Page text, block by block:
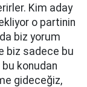
Kim aday
o partinin
biz yorum
biz sadece bu
bu konudan
gideceğiz,